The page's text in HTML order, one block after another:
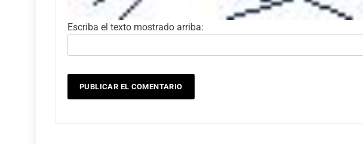
Escriba el texto mostrado arriba: